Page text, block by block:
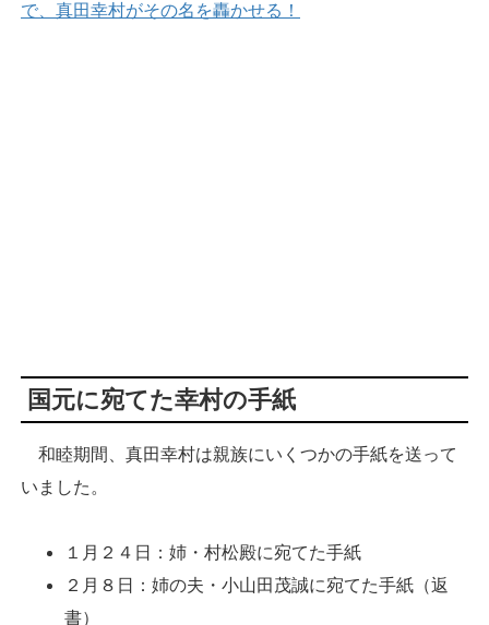
で、真田幸村がその名を轟かせる！
国元に宛てた幸村の手紙
和睦期間、真田幸村は親族にいくつかの手紙を送って
いました。
１月２４日：姉・村松殿に宛てた手紙
２月８日：姉の夫・小山田茂誠に宛てた手紙（返
書）